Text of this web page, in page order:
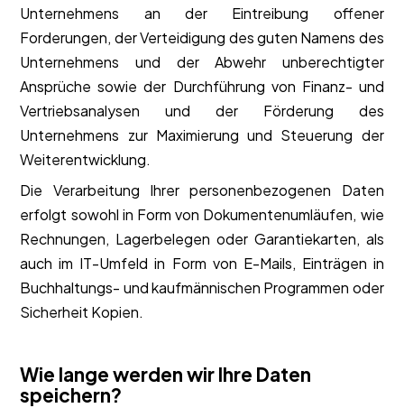
Unternehmens an der Eintreibung offener
Forderungen, der Verteidigung des guten Namens des
Unternehmens und der Abwehr unberechtigter
Ansprüche sowie der Durchführung von Finanz- und
Vertriebsanalysen und der Förderung des
Unternehmens zur Maximierung und Steuerung der
Weiterentwicklung.
Die Verarbeitung Ihrer personenbezogenen Daten
erfolgt sowohl in Form von Dokumentenumläufen, wie
Rechnungen, Lagerbelegen oder Garantiekarten, als
auch im IT-Umfeld in Form von E-Mails, Einträgen in
Buchhaltungs- und kaufmännischen Programmen oder
Sicherheit Kopien.
Wie lange werden wir Ihre Daten
speichern?